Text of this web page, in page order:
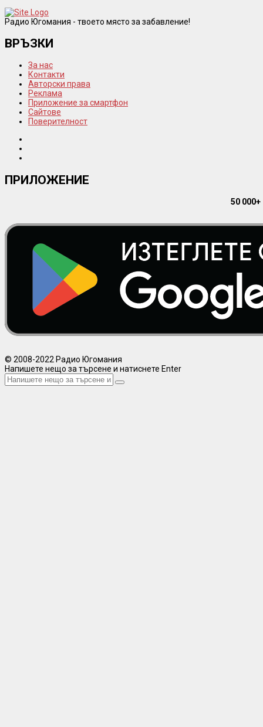
Радио Югомания - твоето място за забавление!
ВРЪЗКИ
За нас
Контакти
Авторски права
Реклама
Приложение за смартфон
Сайтове
Поверителност
ПРИЛОЖЕНИЕ
50
© 2008-2022 Радио Югомания
Напишете нещо за търсене и натиснете Enter